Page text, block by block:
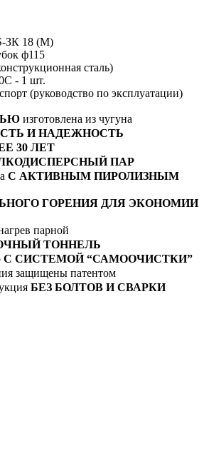
ЗК 18 (М)
ф115
сталь)
- 1 шт.
(руководство по эксплуатации)
изготовлена из чугуна
И НАДЕЖНОСТЬ
30 ЛЕТ
ПАР
С АКТИВНЫМ ПИРОЛИЗНЫМ
ГОРЕНИЯ ДЛЯ ЭКОНОМИИ
парной
ТОННЕЛЬ
С СИСТЕМОЙ “САМООЧИСТКИ”
защищены патентом
БЕЗ БОЛТОВ И СВАРКИ